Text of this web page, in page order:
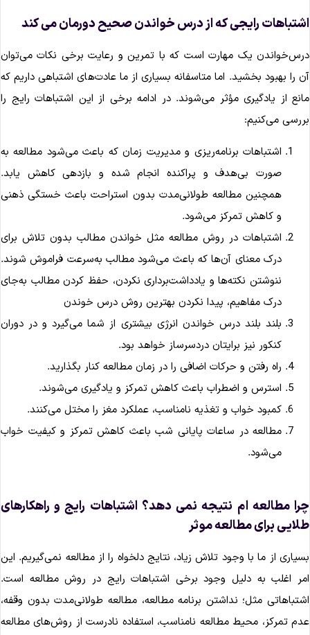
رایجی که از درس خواندن صحیح دورمان می کند
یک مهارت است که با تمرین و رعایت برخی نکات می‌توان
را بهبود بخشید. اما متاسفانه بسیاری از ما عادت‌های اشتباهی داریم که
از یادگیری مؤثر می‌شوند. در ادامه برخی از این اشتباهات رایج را
می‌کنیم:
اشتباهات برنامه‌ریزی و مدیریت زمان که باعث می‌شود مطالعه به
صورت بی‌هدف و پراکنده انجام شده و بازدهی کاهش یابد.
همچنین مطالعه طولانی‌مدت بدون استراحت باعث خستگی ذهنی
و کاهش تمرکز می‌شود.
اشتباهات در روش مطالعه مثل خواندن مطالب بدون تلاش برای
درک معنای آن‌ها که باعث می‌شود مطالب به‌سرعت فراموش شوند.
ننوشتن نکته‌ها و یادداشت‌برداری نکردن، حفظ کردن مطالب به‌جای
درک مفاهیم، پیدا نکردن بهترین روش درس خوندن
بلند بلند درس خواندن انرژی بیشتری از شما می‌گیرد و در دوران
کنکور نیز برایتان دردسرساز خواهد بود.
راه‌ رفتن و حرکات اضافی را در زمان مطالعه کنار بگذارید.
استرس و اضطراب باعث کاهش تمرکز و یادگیری می‌شوند.
کمبود خواب و تغذیه نامناسب، عملکرد مغز را مختل می‌کنند.
مطالعه در ساعات پایانی شب باعث کاهش تمرکز و کیفیت خواب
می‌شود.
مطالعه‌ ام نتیجه نمی‌ دهد؟ اشتباهات رایج و راهکارهای
برای مطالعه موثر
از ما با وجود تلاش زیاد، نتایج دلخواه را از مطالعه نمی‌گیریم. این
اغلب به دلیل وجود برخی اشتباهات رایج در روش مطالعه است.
مثل؛ نداشتن برنامه مطالعه، مطالعه طولانی‌مدت بدون وقفه،
تمرکز، محیط مطالعه نامناسب، استفاده نادرست از روش‌های مطالعه